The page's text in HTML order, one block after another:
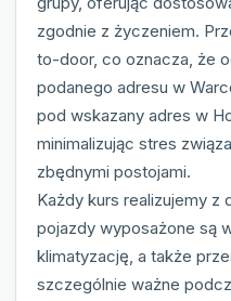
zgodnie z życzeniem.
to-door, co oznacza, że
podanego adresu w
pod wskazany adres w
minimalizując stres
zbędnymi postojami.
Każdy kurs realizujemy z
pojazdy wyposażone są
klimatyzację, a także
szczególnie ważne